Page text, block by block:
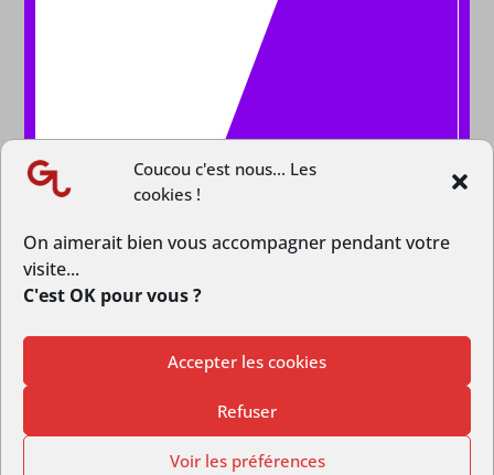
Coucou c'est nous... Les
cookies !
On aimerait bien vous accompagner pendant votre
visite...
C'est OK pour vous ?
Accepter les cookies
Refuser
Voir les préférences
© Copyright GrandLongwy.fr | Webmaster :